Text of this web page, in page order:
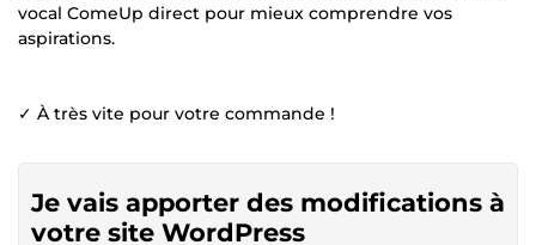
vocal ComeUp direct pour mieux comprendre vos
aspirations.
✓ À très vite pour votre commande !
Je vais apporter des modifications à
votre site WordPress